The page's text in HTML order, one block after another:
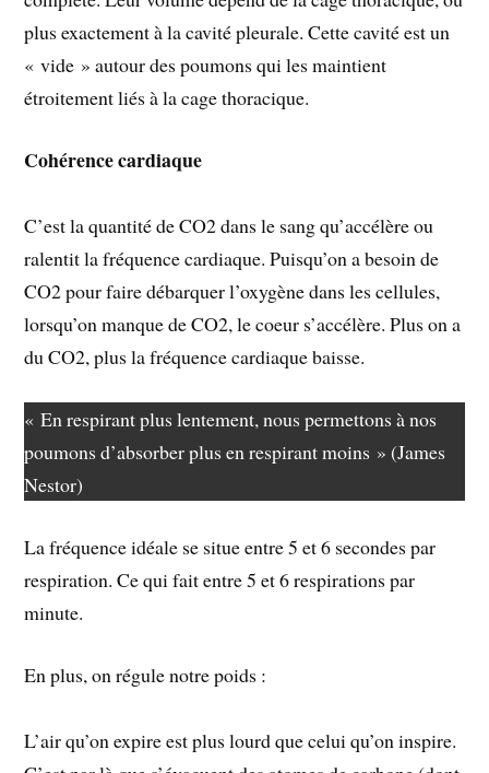
plus exactement à la cavité pleurale. Cette cavité est un
« vide » autour des poumons qui les maintient
étroitement liés à la cage thoracique.
Cohérence cardiaque
C’est la quantité de CO2 dans le sang qu’accélère ou
ralentit la fréquence cardiaque. Puisqu’on a besoin de
CO2 pour faire débarquer l’oxygène dans les cellules,
lorsqu’on manque de CO2, le coeur s’accélère. Plus on a
du CO2, plus la fréquence cardiaque baisse.
« En respirant plus lentement, nous permettons à nos
poumons d’absorber plus en respirant moins » (James
Nestor)
La fréquence idéale se situe entre 5 et 6 secondes par
respiration. Ce qui fait entre 5 et 6 respirations par
minute.
En plus, on régule notre poids :
L’air qu’on expire est plus lourd que celui qu’on inspire.